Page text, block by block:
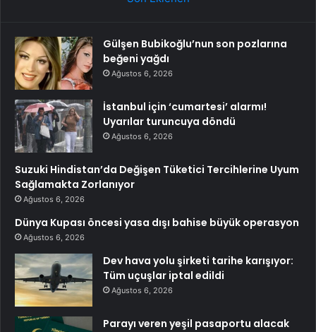
Gülşen Bubikoğlu’nun son pozlarına
beğeni yağdı
Ağustos 6, 2026
İstanbul için ‘cumartesi’ alarmı!
Uyarılar turuncuya döndü
Ağustos 6, 2026
Suzuki Hindistan’da Değişen Tüketici Tercihlerine Uyum
Sağlamakta Zorlanıyor
Ağustos 6, 2026
Dünya Kupası öncesi yasa dışı bahise büyük operasyon
Ağustos 6, 2026
Dev hava yolu şirketi tarihe karışıyor:
Tüm uçuşlar iptal edildi
Ağustos 6, 2026
Parayı veren yeşil pasaportu alacak